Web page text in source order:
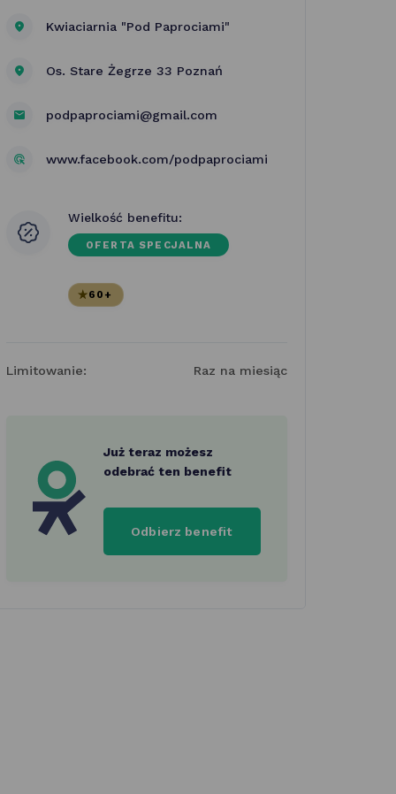
Kwiaciarnia "Pod Paprociami"
Os. Stare Żegrze 33 Poznań
podpaprociami@gmail.com
www.facebook.com/podpaprociami
Wielkość benefitu:
OFERTA SPECJALNA
60+
Limitowanie: Raz na miesiąc
Już teraz możesz
odebrać ten benefit
Odbierz benefit